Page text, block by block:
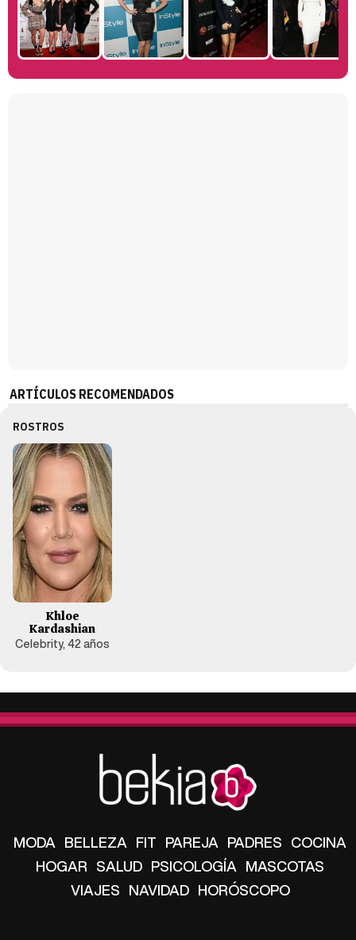
Manu Baqueiro: "Tuve como referente a Bruce Willis en 'Luz de Luna' para mi trabajo en la serie 'Perdiendo el juicio'"
ARTÍCULOS RECOMENDADOS
ROSTROS
Khloe
Kardashian
Celebrity, 42 años
MODA BELLEZA FIT PAREJA PADRES COCINA
HOGAR SALUD PSICOLOGÍA MASCOTAS
VIAJES NAVIDAD HORÓSCOPO